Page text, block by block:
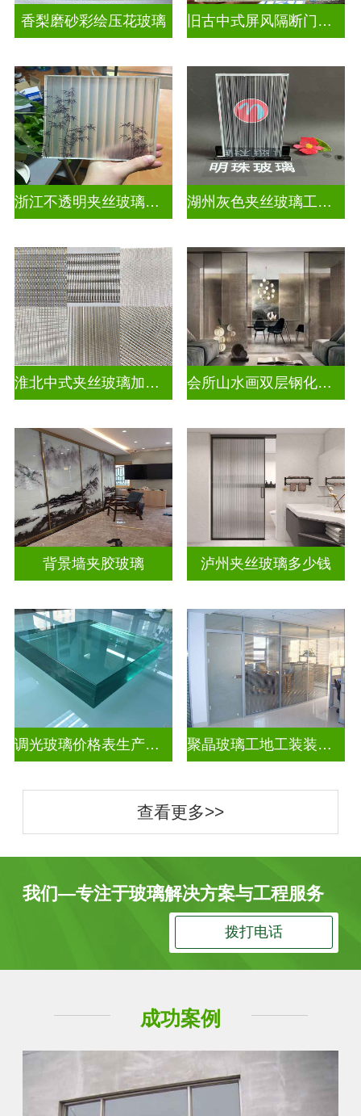
香梨磨砂彩绘压花玻璃 旧古中式屏风隔断门窗彩绘压花玻璃
浙江不透明夹丝玻璃定做 湖州灰色夹丝玻璃工厂招聘
淮北中式夹丝玻璃加工点 会所山水画双层钢化夹胶
背景墙夹胶玻璃 泸州夹丝玻璃多少钱
调光玻璃价格表生产电话 聚晶玻璃工地工装装饰玻璃
查看更多>>
我们—专注于玻璃解决方案与工程服务
拨打电话
成功案例